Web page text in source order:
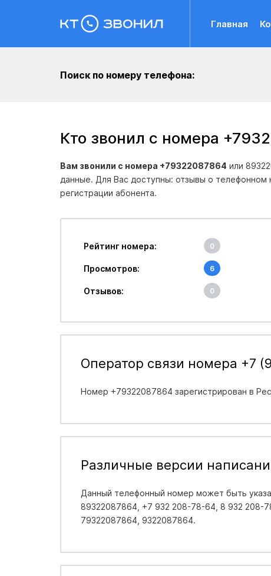
Главная
Поиск по номеру телефона:
Кто звонил с номера
Вам звонили с номера +79322087864 или
данные. Для Вас доступны: отзывы о
регистрации абонента.
Рейтинг номера: 0
Просмотров: 6
Отзывов: 0
Оператор связи номера +7
Номер +79322087864 зарегистрирован в
Различные версии
Данный телефонный номер может быть
89322087864, +7 932 208-78-64, 8 932 208-
79322087864, 9322087864.